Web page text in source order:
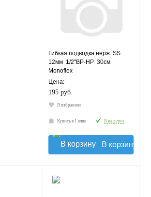
Гибкая подводка нерж. SS
12мм 1/2"ВР-НР 30см
Monoflex
Цена:
195 руб.
В избранное
Купить в 1 клик В наличии
В корзину